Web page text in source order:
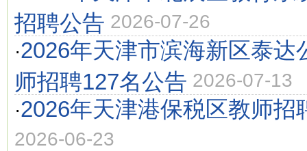
招聘公告 2026-07-26
·2026年天津市滨海新区泰达
师招聘127名公告 2026-07-13
·2026年天津港保税区教师招
2026-06-23